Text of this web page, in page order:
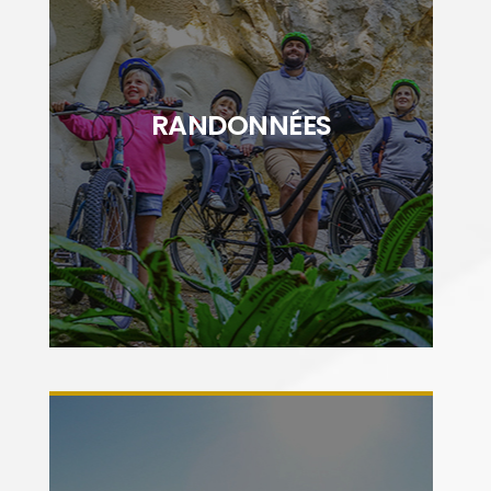
RANDONNÉES
"Découvrez ou redécouvrez les paysages
Cœur de Saintonge à pied ou à vélo. Entre
nature et patrimoine, vous serez charmé par
la richesse du territoire"
DÉCOUVRIR